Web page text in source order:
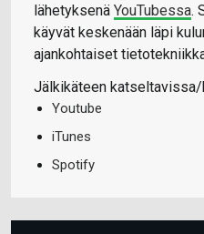
lähetyksenä YouTubessa.
käyvät keskenään läpi
ajankohtaiset
Jälkikäteen katseltavissa/
Youtube
iTunes
Spotify